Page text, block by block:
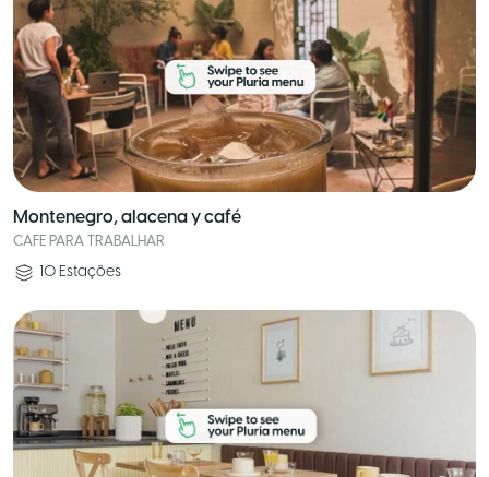
Montenegro, alacena y café
CAFE PARA TRABALHAR
10 Estações